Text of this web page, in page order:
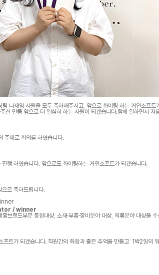
나재영 사원을 모두 축하해주시고, 앞으로 화이팅 하는 거인소프
신 만큼 앞으로 더 열심히 하는 사원이 되겠습니다.함께 일하면서
드립니다!항상 거인소프트 퍼블리싱팀으로서 자부심을 가질 수 있
주제로 회의를 하였습니다.
행 하였습니다. 앞으로도 화이팅하는 거인소프트가 되겠습니다.
로 축하드립니다.
/ winner
랜드부문 통합대상, 소재·부품·장비분야 대상, 의류분야 대상을
2023 직원 간의 화합을 통해 더욱더 발전하는 거인소프트가 되겠습니다. 직원간의 화합